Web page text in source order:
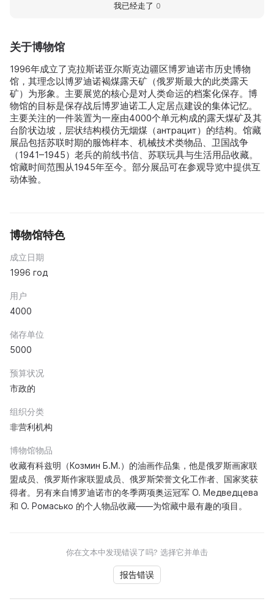
关于博物馆
1996年成立了克拉斯诺亚尔斯克边疆区博罗迪诺市历史博物
馆，其理念以博罗迪诺褐煤露天矿（俄罗斯最大的此类露天
矿）为形象。主要展览的核心是对人类命运的档案化保存。博
物馆的目标是保存战后博罗迪诺工人定居点建设的集体记忆。
主要关注的一件装置为一座由4000个单元构成的露天煤矿及其
台阶状边坡，层状结构模仿无烟煤（антрацит）的结构。馆藏
展品包括苏联时期的服饰样本、机械技术类物品、卫国战争
（1941–1945）老兵的前线书信、苏联玩具与生活用品收藏。
馆藏时间范围从1945年至今。部分展品可在参观导览中提供互
动体验。
博物馆特色
成立日期
1996 год
用户
4000
储存单位
5000
预算状况
市政的
组织分类
非营利机构
博物馆物品
收藏有科兹明（Козмин Б.М.）的油画作品集，他是俄罗斯画家联
盟成员、俄罗斯作家联盟成员、俄罗斯荣誉文化工作者、国家奖获
得者。另有来自博罗迪诺市的冬季两项奥运冠军 О. Медведцева
和 О. Ромасько 的个人物品收藏——为馆藏中最有趣的项目。
你在文本中发现错误了吗? 选择它并单击
报告错误
我已经走了 0